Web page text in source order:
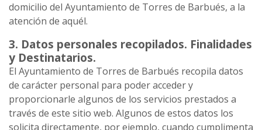
domicilio del Ayuntamiento de Torres de Barbués, a la
atención de aquél.
3. Datos personales recopilados. Finalidades
y Destinatarios.
El Ayuntamiento de Torres de Barbués recopila datos
de carácter personal para poder acceder y
proporcionarle algunos de los servicios prestados a
través de este sitio web. Algunos de estos datos los
solicita directamente, por ejemplo, cuando cumplimenta